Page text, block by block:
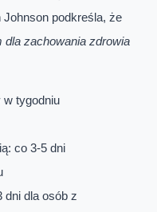
podkreśla, że
zachowania zdrowia
tygodniu
co 3-5 dni
dni dla osób z